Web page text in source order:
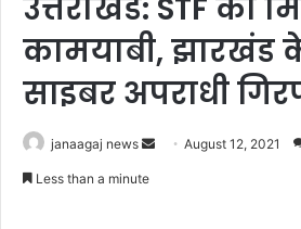
उत्तराखंड: STF को
कामयाबी, झारखंड
साइबर अपराधी
janaagaj news
SendAugust 12, 2021
Less than a minute